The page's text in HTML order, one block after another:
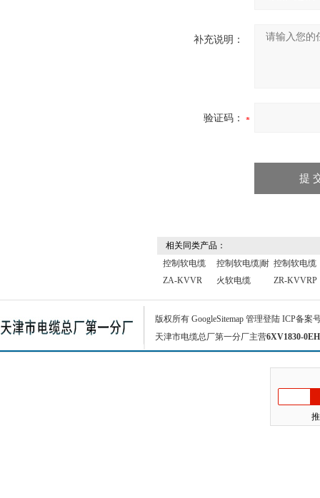
补充说明：
验证码：
相关同类产品：
控制软电缆
ZA-KVVR
控制软电缆|耐
火软电缆
控制软电缆
ZR-KVVRP
版权所有 GoogleSitemap 管理登陆 ICP备案
天津市电缆总厂第一分厂主营6XV1830-